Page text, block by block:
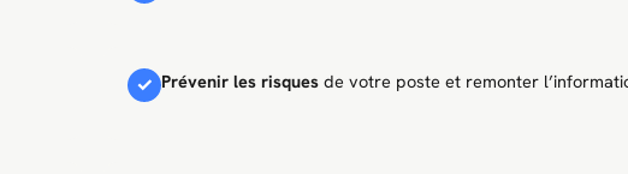
✓ Prévenir les risques de votre poste et remonter